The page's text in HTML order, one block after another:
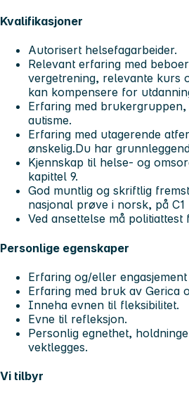
Kvalifikasjoner
Autorisert helsefagarbeider.
Relevant erfaring med
vergetrening, relevante kurs
kan kompensere for
Erfaring med
autisme.
Erfaring med utagerende
ønskelig.Du har
Kjennskap til helse- og
kapittel 9.
God muntlig og skriftlig
nasjonal prøve i norsk, på C1
Ved ansettelse må politiattest
Personlige egenskaper
Erfaring og/eller
Erfaring med bruk av Gerica
Inneha evnen til fleksibilitet.
Evne til refleksjon.
Personlig egnethet,
vektlegges.
Vi tilbyr